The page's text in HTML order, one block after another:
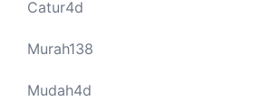
Catur4d
Murah138
Mudah4d